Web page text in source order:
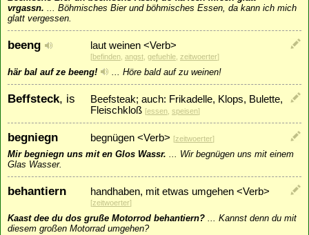
vrgassn. ... Böhmisches Bier und böhmisches Essen, da kann ich mich
glatt vergessen.
beeng laut weinen <Verb>
[befinden angst gefuehle zeitwoerter]
här bal auf ze beeng! ... Höre bald auf zu weinen!
Beffsteck, is
Beefsteak; auch: Frikadelle, Klops, Bulette,
Fleischkloß [essen speisen]
begniegn begnügen <Verb> [zeitwoerter]
Mir begniegn uns mit en Glos Wassr. ... Wir begnügen uns mit einem
Glas Wasser.
behantiern handhaben, mit etwas umgehen <Verb>
[zeitwoerter]
Kaast dee du dos gruße Motorrod behantiern? ... Kannst denn du mit
diesem großen Motorrad umgehen?